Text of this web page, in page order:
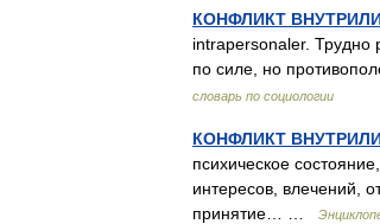
КОНФЛИКТ
intrapersonaler.
по силе, но
словарь по социологии
КОНФЛИКТ
психическое
интересов, влечений,
принятие… …